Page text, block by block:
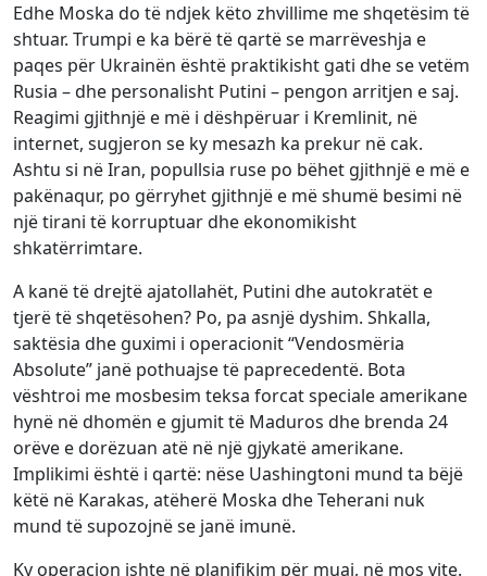
Edhe Moska do të ndjek këto zhvillime me shqetësim të
shtuar. Trumpi e ka bërë të qartë se marrëveshja e
paqes për Ukrainën është praktikisht gati dhe se vetëm
Rusia – dhe personalisht Putini – pengon arritjen e saj.
Reagimi gjithnjë e më i dëshpëruar i Kremlinit, në
internet, sugjeron se ky mesazh ka prekur në cak.
Ashtu si në Iran, popullsia ruse po bëhet gjithnjë e më e
pakënaqur, po gërryhet gjithnjë e më shumë besimi në
një tirani të korruptuar dhe ekonomikisht
shkatërrimtare.
A kanë të drejtë ajatollahët, Putini dhe autokratët e
tjerë të shqetësohen? Po, pa asnjë dyshim. Shkalla,
saktësia dhe guximi i operacionit “Vendosmëria
Absolute” janë pothuajse të paprecedentë. Bota
vështroi me mosbesim teksa forcat speciale amerikane
hynë në dhomën e gjumit të Maduros dhe brenda 24
orëve e dorëzuan atë në një gjykatë amerikane.
Implikimi është i qartë: nëse Uashingtoni mund ta bëjë
këtë në Karakas, atëherë Moska dhe Teherani nuk
mund të supozojnë se janë imunë.
Ky operacion ishte në planifikim për muaj, në mos vite.